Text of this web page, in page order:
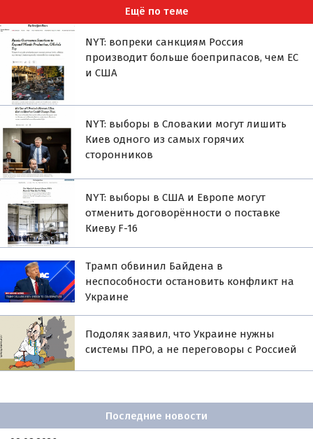
Ещё по теме
NYT: вопреки санкциям Россия
производит больше боеприпасов, чем ЕС
и США
NYT: выборы в Словакии могут лишить
Киев одного из самых горячих
сторонников
NYT: выборы в США и Европе могут
отменить договорённости о поставке
Киеву F-16
Трамп обвинил Байдена в
неспособности остановить конфликт на
Украине
Подоляк заявил, что Украине нужны
системы ПРО, а не переговоры с Россией
Последние новости